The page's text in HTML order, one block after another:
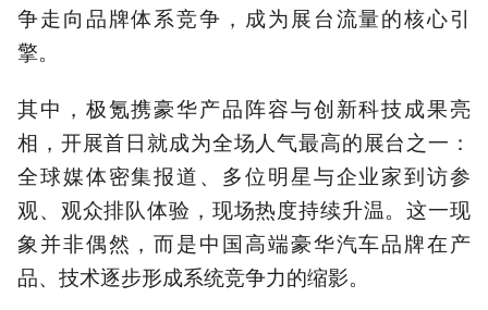
争走向品牌体系竞争，成为展台流量的核心引
擎。
其中，极氪携豪华产品阵容与创新科技成果亮
相，开展首日就成为全场人气最高的展台之一：
全球媒体密集报道、多位明星与企业家到访参
观、观众排队体验，现场热度持续升温。这一现
象并非偶然，而是中国高端豪华汽车品牌在产
品、技术逐步形成系统竞争力的缩影。